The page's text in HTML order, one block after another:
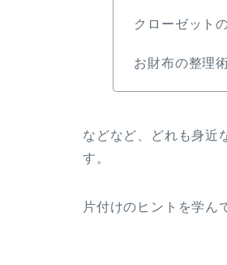
クローゼット
お財布の整理
などなど、どれも身近
す。
片付けのヒントを学ん